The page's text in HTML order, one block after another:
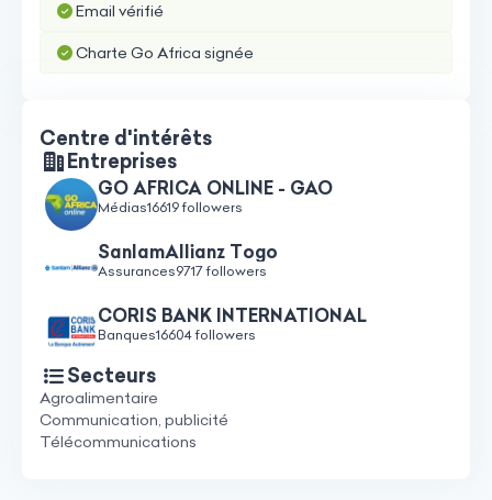
Email vérifié
Charte Go Africa signée
Centre d'intérêts
Entreprises
GO AFRICA ONLINE - GAO
Médias16619 followers
SanlamAllianz Togo
Assurances9717 followers
CORIS BANK INTERNATIONAL
Banques16604 followers
Secteurs
Agroalimentaire
Communication, publicité
Télécommunications